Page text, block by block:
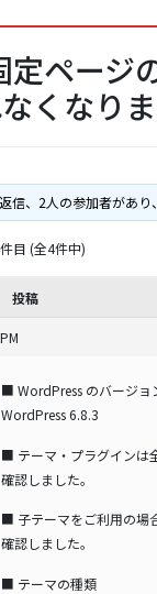
定ペー
くなりま
信、2人の参加者があり
目 (全4件中)
投稿
■ WordPress のバージョ
WordPress 6.8.3
■ テーマ・プラグインは
確認しました。
■ 子テーマをご利用の場
確認しました。
■ テーマの種類